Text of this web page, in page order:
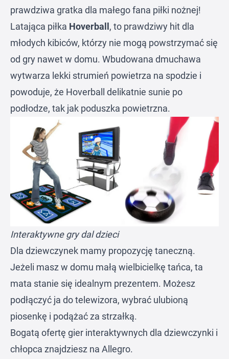
prawdziwa gratka dla małego fana piłki nożnej!
Latająca piłka Hoverball , to prawdziwy hit dla
młodych kibiców, którzy nie mogą powstrzymać się
od gry nawet w domu. Wbudowana dmuchawa
wytwarza lekki strumień powietrza na spodzie i
powoduje, że Hoverball delikatnie sunie po
podłodze, tak jak poduszka powietrzna.
Interaktywne gry dal dzieci
Dla dziewczynek mamy propozycję taneczną.
Jeżeli masz w domu małą wielbicielkę tańca, ta
mata stanie się idealnym prezentem. Możesz
podłączyć ja do telewizora, wybrać ulubioną
piosenkę i podążać za strzałką.
Bogatą ofertę gier interaktywnych dla dziewczynki i
chłopca znajdziesz na Allegro.